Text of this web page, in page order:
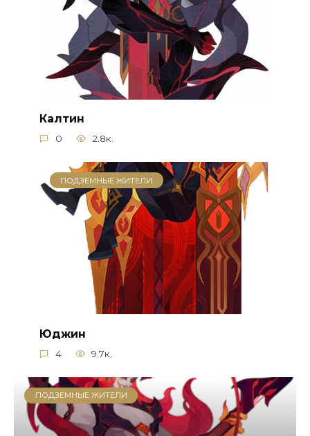
Калтин
0 2.8к.
ПОДЗЕМНЫЕ ЖИТЕЛИ
Юджин
4 9.7к.
ПОДЗЕМНЫЕ ЖИТЕЛИ